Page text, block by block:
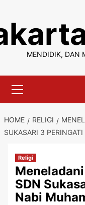
content
MENDIDIK, DAN
Menu
HOME RELIGI
SUKASARI 3
Religi
SDN
Nabi